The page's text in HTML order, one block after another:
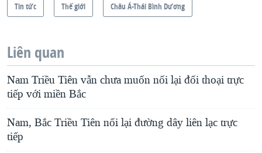
Tin tức Thế giới Châu Á-Thái Bình Dương
Liên quan
Nam Triều Tiên vẫn chưa muốn nối lại đối thoại trực
tiếp với miền Bắc
Nam, Bắc Triều Tiên nối lại đường dây liên lạc trực
tiếp